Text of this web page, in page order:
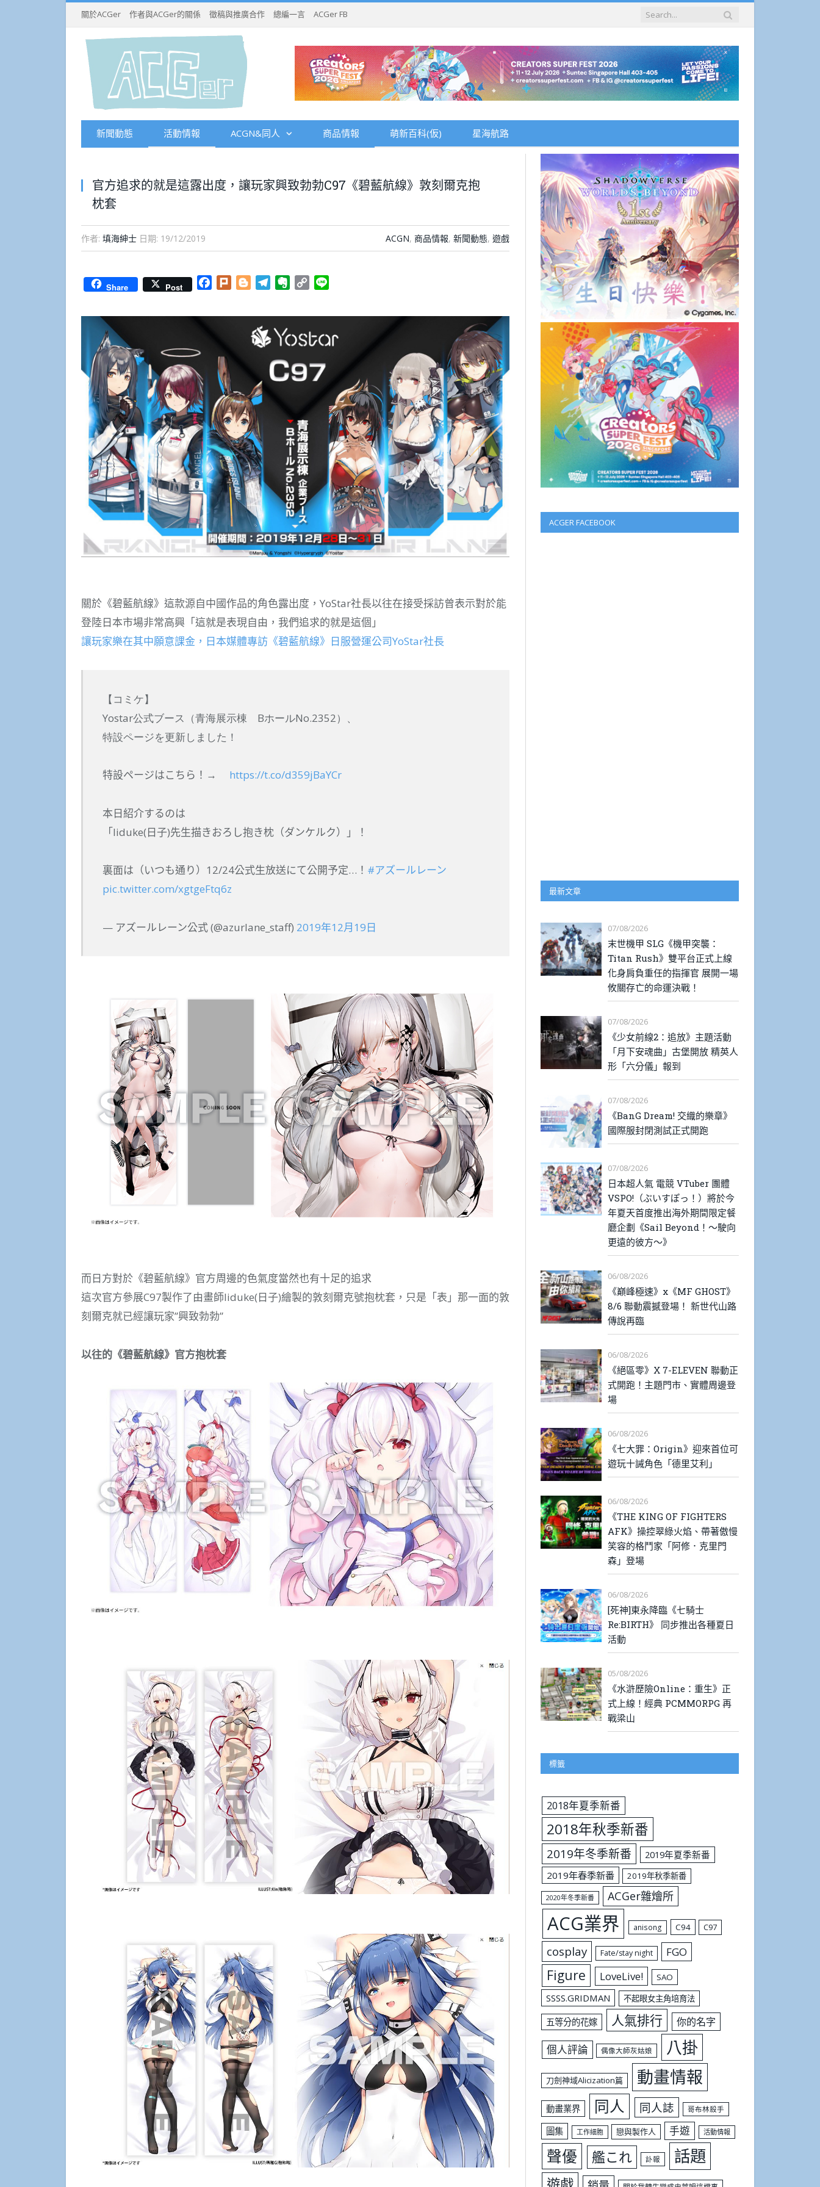
關於ACGer 作者與ACGer的關係 徵稿與推廣合作 總編一言 ACGer FB
新聞動態 活動情報 ACGN&同人 商品情報 萌新百科(仮) 星海航路
官方追求的就是這露出度，讓玩家興致勃勃C97《碧藍航線》敦刻爾克抱
枕套
作者: 填海紳士 日期: 19/12/2019 ACGN, 商品情報, 新聞動態, 遊戲
Share Post Facebook
Plurk BloggerTelegramEvernote
Copy
關於《碧藍航線》這款源自中國作品的角色露出度，YoStar社長以往在接受採訪曾表示對於能
登陸日本市場非常高興「這就是表現自由，我們追求的就是這個」
讓玩家樂在其中願意課金，日本媒體專訪《碧藍航線》日服營運公司YoStar社長
【コミケ】
Yostar公式ブース（青海展示棟 BホールNo.2352）、
特設ページを更新しました！
特設ページはこちら！→ https://t.co/d359jBaYCr
本日紹介するのは
「liduke(日子)先生描きおろし抱き枕（ダンケルク）」！
裏面は（いつも通り）12/24公式生放送にて公開予定…！ #アズールレーン
pic.twitter.com/xgtgeFtq6z
— アズールレーン公式 (@azurlane_staff) 2019年12月19日
而日方對於《碧藍航線》官方周邊的色氣度當然也有十足的追求
這次官方參展C97製作了由畫師liduke(日子)繪製的敦刻爾克號抱枕套，只是「表」那一面的敦
刻爾克就已經讓玩家”興致勃勃”
以往的《碧藍航線》官方抱枕套
ACGER FACEBOOK
最新文章
07/08/2026
末世機甲 SLG《機甲突襲：
Titan Rush》雙平台正式上線
化身肩負重任的指揮官 展開一場
攸關存亡的命運決戰！
07/08/2026
《少女前線2：追放》主題活動
「月下安魂曲」古堡開放 精英人
形「六分儀」報到
07/08/2026
《BanG Dream! 交織的樂章》
國際服封閉測試正式開跑
07/08/2026
日本超人氣 電競 VTuber 團體
VSPO!（ぶいすぽっ！）將於今
年夏天首度推出海外期間限定餐
廳企劃《Sail Beyond！～駛向
更遠的彼方～》
06/08/2026
《巔峰極速》x《MF GHOST》
8/6 聯動震撼登場！ 新世代山路
傳說再臨
06/08/2026
《絕區零》X 7-ELEVEN 聯動正
式開跑！主題門市、實體周邊登
場
06/08/2026
《七大罪：Origin》迎來首位可
遊玩十誡角色「德里艾利」
06/08/2026
《THE KING OF FIGHTERS
AFK》操控翠綠火焰、帶著傲慢
笑容的格鬥家「阿修．克里門
森」登場
06/08/2026
[死神]東永降臨《七騎士
Re:BIRTH》 同步推出各種夏日
活動
05/08/2026
《水滸歷險Online：重生》正
式上線！經典 PCMMORPG 再
戰梁山
標籤
2018年夏季新番
2018年秋季新番
2019年冬季新番
2019年夏季新番
2019年春季新番
2019年秋季新番
2020年冬季新番 ACGer雜燴所
ACG業界 anisong C94 C97
cosplay Fate/stay night FGO
Figure LoveLive! SAO
SSSS.GRIDMAN 不起眼女主角培育法
五等分的花嫁 人氣排行 你的名字
個人評論 偶像大師灰姑娘 八掛
刀劍神域Alicization篇 動畫情報
動畫業界 同人 同人誌 哥布林殺手
圖集 工作細胞 戀與製作人 手遊 活動情報
聲優 艦これ 訃報 話題